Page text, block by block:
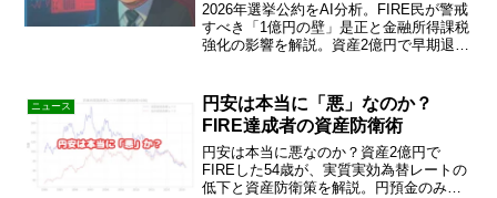
2026年選挙公約をAI分析。FIRE民が警戒
すべき「1億円の壁」是正と金融所得課税
強化の影響を解説。資産2億円で早期退職
提案。
ニュース
円安は本当に「悪」なのか？
FIRE達成者の資産防衛術
円安は本当に悪なのか？資産2億円で
FIREした54歳が、実質実効為替レートの
低下と資産防衛策を解説。円預金のみの